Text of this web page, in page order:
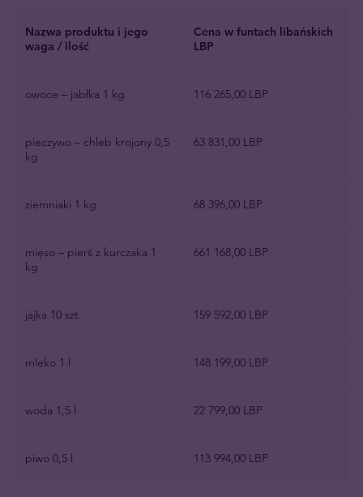
Nazwa produktu i jego
waga / ilość
Cena w funtach libańskich
LBP
owoce – jabłka 1 kg 116 265,00 LBP
pieczywo – chleb krojony 0,5
kg
63 831,00 LBP
ziemniaki 1 kg 68 396,00 LBP
mięso – pierś z kurczaka 1
kg
661 168,00 LBP
jajka 10 szt. 159 592,00 LBP
mleko 1 l 148 199,00 LBP
woda 1,5 l 22 799,00 LBP
piwo 0,5 l 113 994,00 LBP